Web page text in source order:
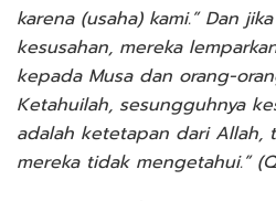
karena (usaha) kami.” Dan
kesusahan, mereka
kepada Musa dan orang-
Ketahuilah, sesungguhnya
adalah ketetapan dari Allah,
mereka tidak mengetahui.”